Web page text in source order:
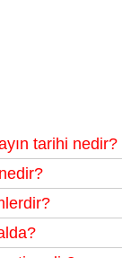
tarihi nedir?